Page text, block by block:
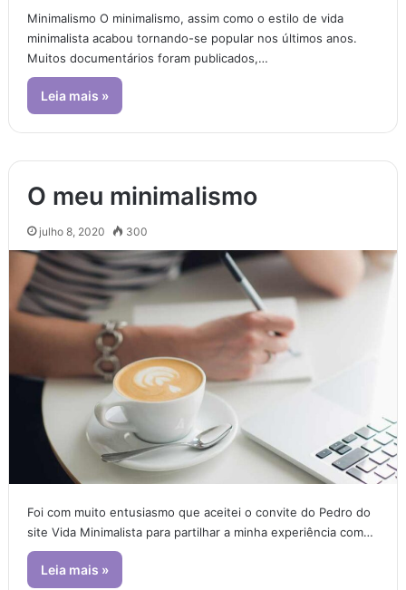
Minimalismo O minimalismo, assim como o estilo de vida
minimalista acabou tornando-se popular nos últimos anos.
Muitos documentários foram publicados,…
Leia mais »
O meu minimalismo
julho 8, 2020 300
Foi com muito entusiasmo que aceitei o convite do Pedro do
site Vida Minimalista para partilhar a minha experiência com…
Leia mais »